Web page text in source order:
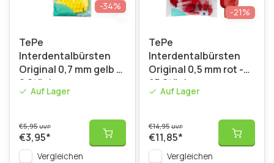
-34%
TePe
Interdentalbürsten
Original 0,7 mm gelb -
8 Stück
Auf Lager
€5,95UVP
€3,95*
Vergleichen
-21%
TePe
Interdentalbürsten
Original 0,5 mm rot -
25 Stück
Auf Lager
€14,95UVP
€11,85*
Vergleichen